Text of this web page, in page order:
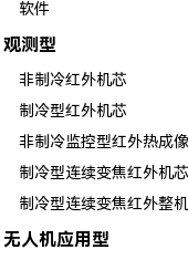
软件
观测型
非制冷红外机芯
制冷型红外机芯
非制冷监控型红外热成像
制冷型连续变焦红外机芯
制冷型连续变焦红外整机
无人机应用型